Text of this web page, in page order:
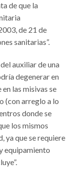
de que la
de 21 de
sanitarias”.
auxiliar de una
degenerar en
las misivas se
(con arreglo a lo
donde se
los mismos
ya que se requiere
equipamiento